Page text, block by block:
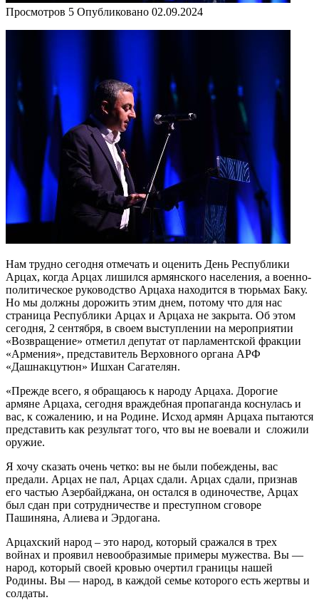
Просмотров 5 Опубликовано 02.09.2024
Нам трудно сегодня отмечать и оценить День Республики
Арцах, когда Арцах лишился армянского населения, а военно-
политическое руководство Арцаха находится в тюрьмах Баку.
Но мы должны дорожить этим днем, потому что для нас
страница Республики Арцах и Арцаха не закрыта. Об этом
сегодня, 2 сентября, в своем выступлении на мероприятии
«Возвращение» отметил депутат от парламентской фракции
«Армения», представитель Верховного органа АРФ
«Дашнакцутюн» Ишхан Сагателян.
«Прежде всего, я обращаюсь к народу Арцаха. Дорогие
армяне Арцаха, сегодня враждебная пропаганда коснулась и
вас, к сожалению, и на Родине. Исход армян Арцаха пытаются
представить как результат того, что вы не воевали и сложили
оружие.
Я хочу сказать очень четко: вы не были побеждены, вас
предали. Арцах не пал, Арцах сдали. Арцах сдали, признав
его частью Азербайджана, он остался в одиночестве, Арцах
был сдан при сотрудничестве и преступном сговоре
Пашиняна, Алиева и Эрдогана.
Арцахский народ – это народ, который сражался в трех
войнах и проявил невообразимые примеры мужества. Вы —
народ, который своей кровью очертил границы нашей
Родины. Вы — народ, в каждой семье которого есть жертвы и
солдаты.